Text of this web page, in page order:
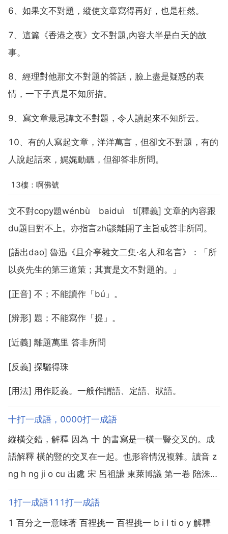
6、如果文不對題，縱使文章寫得再好，也是枉然。
7、這篇《香港之夜》文不對題,內容大半是白天的故
事。
8、經理對他那文不對題的答話，臉上盡是疑惑的表
情，一下子真是不知所措。
9、寫文章最忌諱文不對題，令人讀起來不知所云。
10、有的人寫起文章，洋洋萬言，但卻文不對題，有的
人說起話來，娓娓動聽，但卻答非所問。
13樓：啊佛號
文不對copy題wénbù baiduì tí[釋義] 文章的內容跟
du題目對不上。亦指言zhi談離開了主旨或答非所問。
[語出dao] 魯迅《且介亭雜文二集·名人和名言》：「所
以炎先生的第三道策；其實是文不對題的。」
[正音] 不；不能讀作「bú」。
[辨形] 題；不能寫作「提」。
[近義] 離題萬里 答非所問
[反義] 探驪得珠
[用法] 用作貶義。一般作謂語、定語、狀語。
十打一成語，0000打一成語
縱橫交錯，解釋 因為 十 的書寫是一橫一豎交叉的。成
語解釋 橫的豎的交叉在一起。也形容情況複雜。讀音 z
ng h ng ji o cu 出處 宋 呂祖謙 東萊博議 第一卷 陪洙酒
耳朵都感激的 縱橫交錯。擴充套件資料 近義詞 犬牙交
錯 參差不齊 1 ...
1打一成語111打一成語
1 百分之一意味著 百裡挑一 百裡挑一 b i l ti o y 解釋